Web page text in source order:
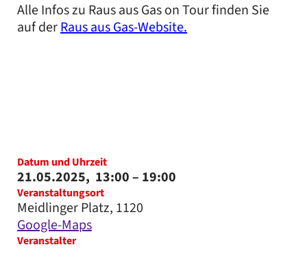
Alle Infos zu Raus aus Gas on Tour finden Sie
auf derRaus aus Gas-Website.
Datum und Uhrzeit
21.05.2025, 13:00– 19:00
Veranstaltungsort
Meidlinger Platz, 1120
Google-Maps
Veranstalter